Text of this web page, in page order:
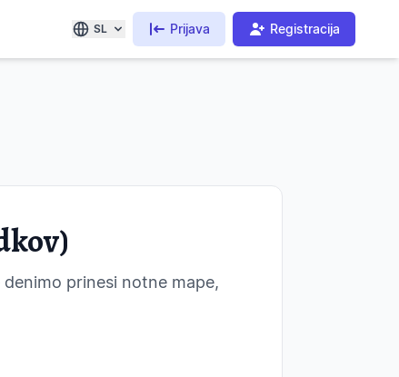
SL Prijava Registracija
prinesi notne mape,